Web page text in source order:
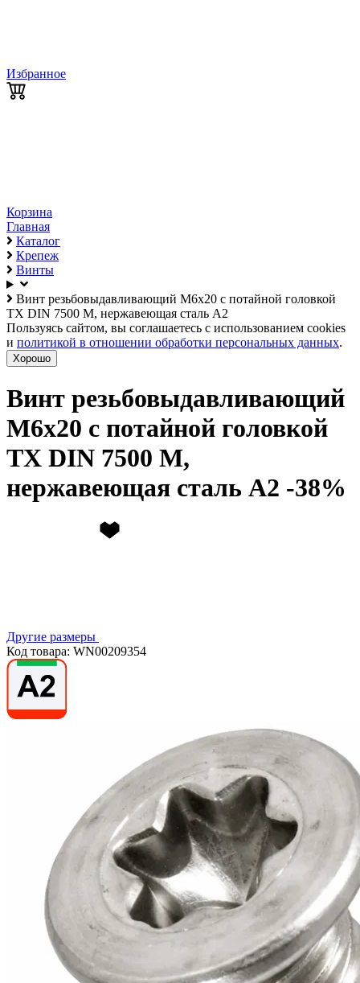
Избранное
Корзина
Главная
Каталог
Крепеж
Винты
Винт резьбовыдавливающий М6х20 с потайной головкой
TX DIN 7500 M, нержавеющая сталь А2
Пользуясь сайтом, вы соглашаетесь с использованием cookies
и политикой в отношении обработки персональных данных.
Хорошо
Винт резьбовыдавливающий
М6х20 с потайной головкой
TX DIN 7500 M,
нержавеющая сталь А2
Другие размеры
Код товара: WN00209354